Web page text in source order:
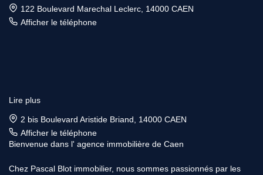
122 Boulevard Marechal Leclerc, 14000 CAEN
Afficher le téléphone
Lire plus
2 bis Boulevard Aristide Briand, 14000 CAEN
Afficher le téléphone
Bienvenue dans l' agence immobilière de Caen
Chez Pascal Blot immobilier, nous sommes passionnés par les